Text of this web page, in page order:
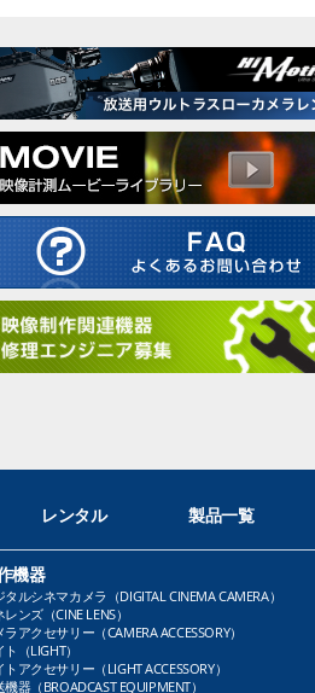
レンタル 製品一覧
機器
タルシネマカメラ（DIGITAL CINEMA CAMERA）
レンズ（CINE LENS）
ラアクセサリー（CAMERA ACCESSORY）
ト（LIGHT）
トアクセサリー（LIGHT ACCESSORY）
器（BROADCAST EQUIPMENT）